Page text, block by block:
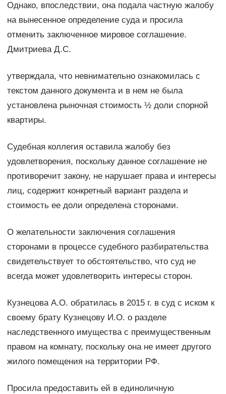
Однако, впоследствии, она подала частную жалобу
на вынесенное определение суда и просила
отменить заключенное мировое соглашение.
Дмитриева Д.С.
утверждала, что невнимательно ознакомилась с
текстом данного документа и в нем не была
установлена рыночная стоимость ½ доли спорной
квартиры.
Судебная коллегия оставила жалобу без
удовлетворения, поскольку данное соглашение не
противоречит закону, не нарушает права и интересы
лиц, содержит конкретный вариант раздела и
стоимость ее доли определена сторонами.
О желательности заключения соглашения
сторонами в процессе судебного разбирательства
свидетельствует то обстоятельство, что суд не
всегда может удовлетворить интересы сторон.
Кузнецова А.О. обратилась в 2015 г. в суд с иском к
своему брату Кузнецову И.О. о разделе
наследственного имущества с преимущественным
правом на комнату, поскольку она не имеет другого
жилого помещения на территории РФ.
Просила предоставить ей в единоличную